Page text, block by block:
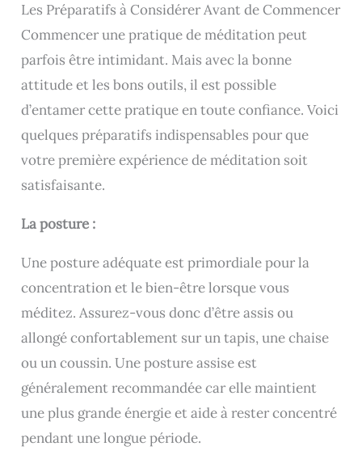
Les Préparatifs à Considérer Avant de Commencer
Commencer une pratique de méditation peut
parfois être intimidant. Mais avec la bonne
attitude et les bons outils, il est possible
d’entamer cette pratique en toute confiance. Voici
quelques préparatifs indispensables pour que
votre première expérience de méditation soit
satisfaisante.
La posture :
Une posture adéquate est primordiale pour la
concentration et le bien-être lorsque vous
méditez. Assurez-vous donc d’être assis ou
allongé confortablement sur un tapis, une chaise
ou un coussin. Une posture assise est
généralement recommandée car elle maintient
une plus grande énergie et aide à rester concentré
pendant une longue période.